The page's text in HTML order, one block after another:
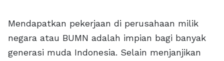
Mendapatkan pekerjaan di perusahaan milik
negara atau BUMN adalah impian bagi banyak
generasi muda Indonesia. Selain menjanjikan